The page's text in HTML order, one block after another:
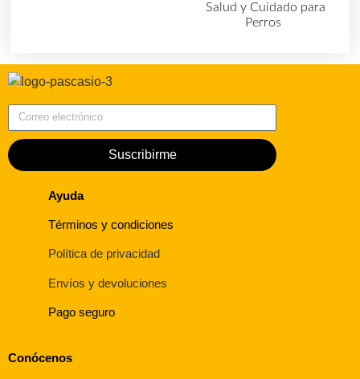
Salud y Cuidado para
Perros
Suscribirme
Ayuda
Términos y condiciones
Política de privacidad
Envíos y devoluciones
Pago seguro
Conócenos